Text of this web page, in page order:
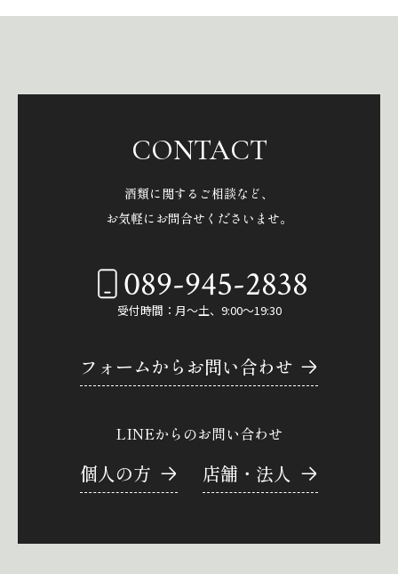
CONTACT
酒類に関するご相談など、
お気軽にお問合せくださいませ。
089-945-2838
受付時間：月～土、9:00～19:30
フォームからお問い合わせ
LINEからのお問い合わせ
個人の方 店舗・法人